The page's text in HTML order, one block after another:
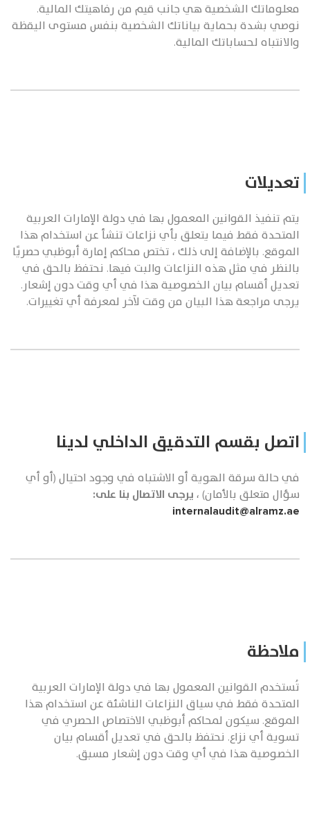
معلوماتك الشخصية هي جانب قيم من رفاهيتك المالية.
نوصي بشدة بحماية بياناتك الشخصية بنفس مستوى اليقظة
والانتباه لحساباتك المالية.
تعديلات
يتم تنفيذ القوانين المعمول بها في دولة الإمارات العربية
المتحدة فقط فيما يتعلق بأي نزاعات تنشأ عن استخدام هذا
الموقع. بالإضافة إلى ذلك ، تختص محاكم إمارة أبوظبي حصريًا
بالنظر في مثل هذه النزاعات والبت فيها. نحتفظ بالحق في
تعديل أقسام بيان الخصوصية هذا في أي وقت دون إشعار.
يرجى مراجعة هذا البيان من وقت لآخر لمعرفة أي تغييرات.
اتصل بقسم التدقيق الداخلي لدينا
في حالة سرقة الهوية أو الاشتباه في وجود احتيال (أو أي
سؤال متعلق بالأمان) ، يرجى الاتصال بنا على:
internalaudit@alramz.ae
ملاحظة
تُستخدم القوانين المعمول بها في دولة الإمارات العربية
المتحدة فقط في سياق النزاعات الناشئة عن استخدام هذا
الموقع. سيكون لمحاكم أبوظبي الاختصاص الحصري في
تسوية أي نزاع. نحتفظ بالحق في تعديل أقسام بيان
الخصوصية هذا في أي وقت دون إشعار مسبق.